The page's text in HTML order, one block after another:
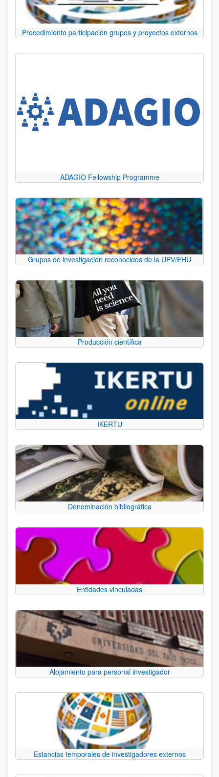
Procedimiento participación grupos y proyectos externos
ADAGIO Fellowship Programme
Grupos de investigación reconocidos de la UPV/EHU
Producción científica
IKERTU
Denominación bibliográfica
Entidades vinculadas
Alojamiento para personal investigador
Estancias temporales de investigadores externos